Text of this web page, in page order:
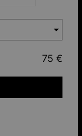
75 €